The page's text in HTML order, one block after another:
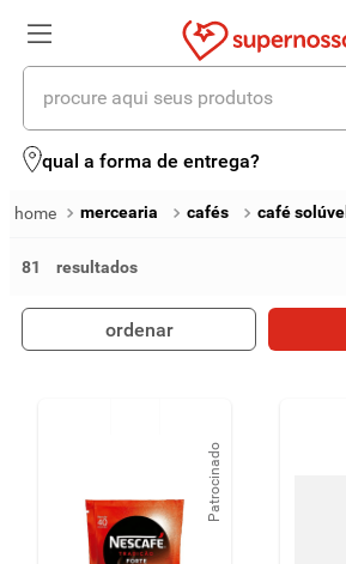
procure aqui seus produtos
qual a forma de entrega?
mercearia cafés café solúvel
81
ordenar
Patrocinado
termos mais buscados
4º iogurte
biscoito
detergente